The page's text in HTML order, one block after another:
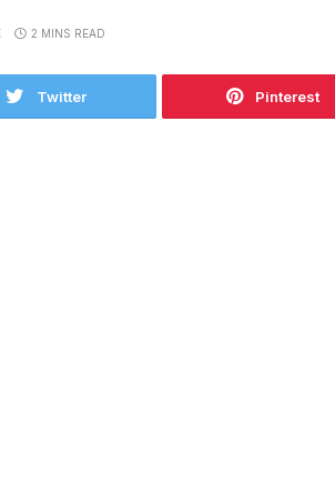
2 MINS READ
Twitter Pinterest